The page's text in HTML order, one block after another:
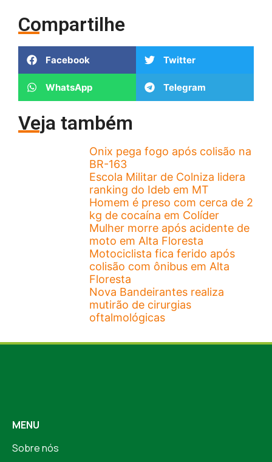
Compartilhe
Facebook Twitter
WhatsApp Telegram
Veja também
Onix pega fogo após colisão na
BR-163
Escola Militar de Colniza lidera
ranking do Ideb em MT
Homem é preso com cerca de 2
kg de cocaína em Colíder
Mulher morre após acidente de
moto em Alta Floresta
Motociclista fica ferido após
colisão com ônibus em Alta
Floresta
Nova Bandeirantes realiza
mutirão de cirurgias
oftalmológicas
MENU
Sobre nós